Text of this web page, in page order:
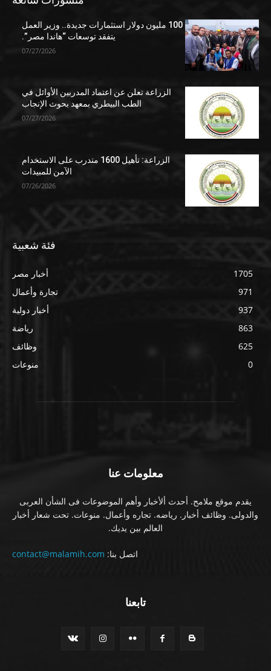
100 مليون دولار استثمارات جديدة.. وزير العمل
يتفقد توسعات “هاندا مصر”.
07/27/2026
الزراعة تعلن عن اعتماد المدربين الأوائل في
الطب البيطري بمعهد بحوث الإنجاب
07/27/2026
الزراعة: تأهيل 1600 متدرب على الاستخدام
الآمن للمبيدات
07/26/2026
فئة شعبية
أخبار مصر
1705
تجارة وأعمال
971
أخبار دولية
937
رياضة
863
وظائف
625
منوعات
0
معلومات عنا
يقدم موقع ملامح. أحدث ألأخبار وأهم الموضوعات فى الشأن العربى
والدولى. وظائف أخبار. رياضه. تجاره وأعمال. منوعات. تحت شعار أخبار
العالم بين يديك.
اتصل بنا: contact@malamih.com
تابعنا